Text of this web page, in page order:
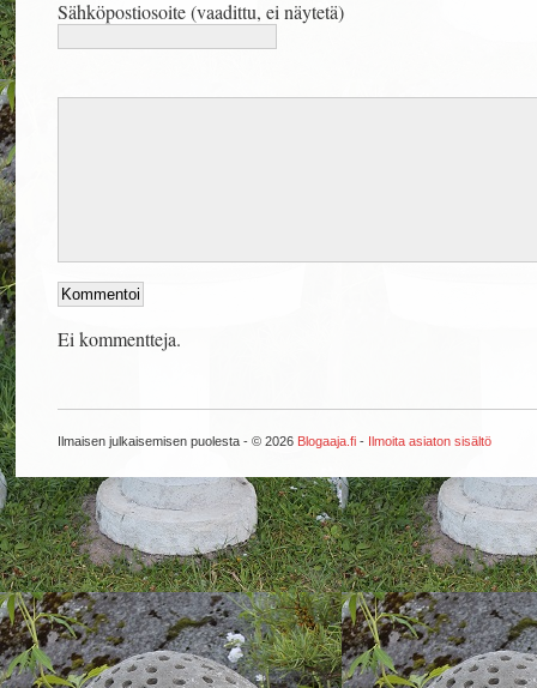
Sähköpostiosoite (vaadittu, ei näytetä)
Ei kommentteja.
Ilmaisen julkaisemisen puolesta - © 2026 Blogaaja.fi- Ilmoita asiaton sisältö